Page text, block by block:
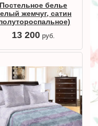
Постельное белье
жемчуг, сатин
13 200руб.